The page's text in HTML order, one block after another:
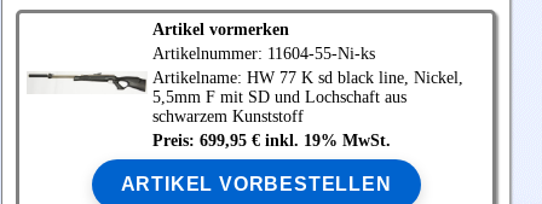
Artikel vormerken
Artikelnummer: 11604-55-Ni-ks
Artikelname: HW 77 K sd black line, Nickel,
5,5mm F mit SD und Lochschaft aus
schwarzem Kunststoff
Preis: 699,95 € inkl. 19% MwSt.
ARTIKEL VORBESTELLEN